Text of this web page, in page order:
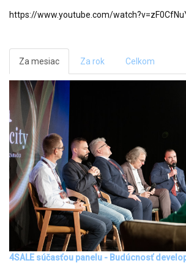
https://www.youtube.com/
Za mesiac Za rok Celkom
4SALE súčasťou panelu - Budúcnosť